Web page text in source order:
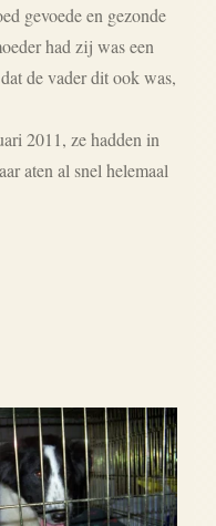
gevoede en gezonde
had zij was een
de vader dit ook was,
2011, ze hadden in
aten al snel helemaal